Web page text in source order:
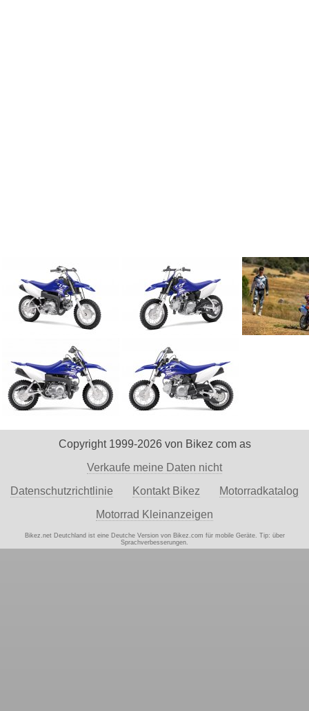
Copyright 1999-2026 von Bikez com as
Verkaufe meine Daten nicht
Datenschutzrichtlinie
Kontakt Bikez
Motorradkatalog
Motorrad Kleinanzeigen
Bikez.net Deutchland ist eine Deutche Version von Bikez.com für mobile Geräte. Tip: über
Sprachverbesserungen.